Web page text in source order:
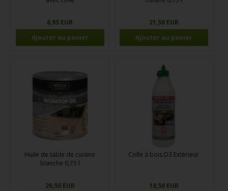
6,95 EUR 21,50 EUR
Huile de table de cuisine
blanche 0,75 l
26,50 EUR
Colle à bois D3 Extérieur
18,50 EUR